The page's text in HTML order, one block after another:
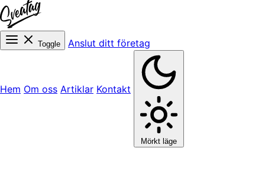
Toggle Anslut ditt företag
Hem Om oss Artiklar Kontakt
Mörkt läge